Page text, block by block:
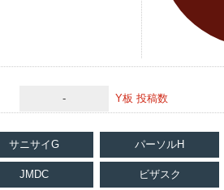
- Y板 投稿数
サニサイG パーソルH
JMDC ビザスク